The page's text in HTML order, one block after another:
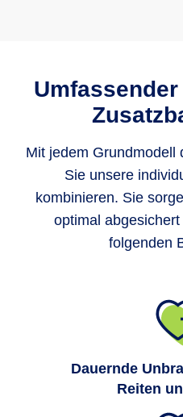
Mit jedem Grundmodell
Sie unsere
kombinieren. Sie
optimal
folgenden
Dauernde
Reiten